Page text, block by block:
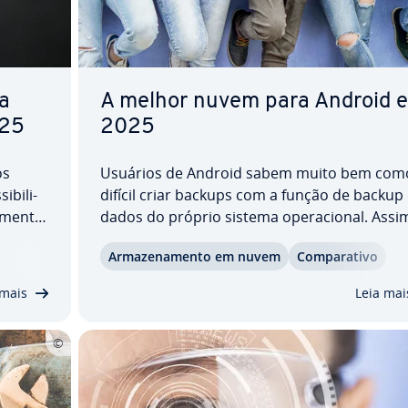
o
A melhor nuvem para Android
2025
Usuários de Android sabem muito bem
difícil criar backups com a função de backup
dados do próprio sistema ope­ra­ci­o­nal.
maioria recorre ao serviço de
em nuvem do Google Drive. Se você não quer
Ar­ma­ze­na­mento em nuvem Com­pa­ra­tivo
Leia